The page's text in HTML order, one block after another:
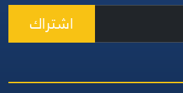
اشتراك